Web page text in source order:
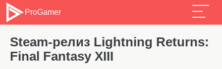
ProGamer
Steam-релиз Lightning Returns:
Final Fantasy XIII